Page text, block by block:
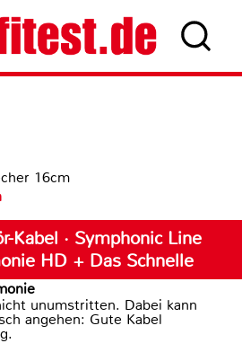
16cm
Kabel · Symphonic Line
HD + Das Schnelle
unumstritten. Dabei kann
angehen: Gute Kabel